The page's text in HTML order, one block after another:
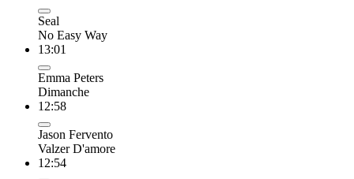
Seal
No Easy Way
13:01
Emma Peters
Dimanche
12:58
Jason Fervento
Valzer D'amore
12:54